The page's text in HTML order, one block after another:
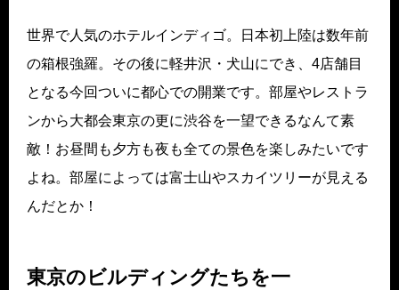
世界で人気のホテルインディゴ。日本初上陸は数年前
の箱根強羅。その後に軽井沢・犬山にでき、4店舗目
となる今回ついに都心での開業です。部屋やレストラ
ンから大都会東京の更に渋谷を一望できるなんて素
敵！お昼間も夕方も夜も全ての景色を楽しみたいです
よね。部屋によっては富士山やスカイツリーが見える
んだとか！
東京のビルディングたちを一